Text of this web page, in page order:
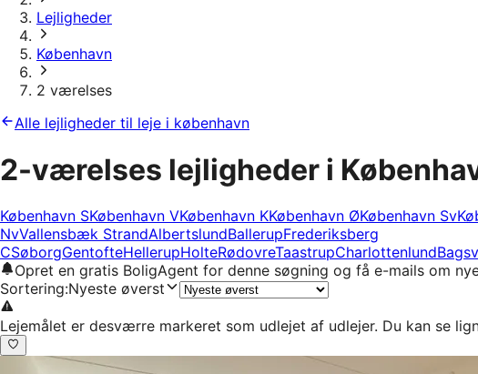
Lejligheder
København
2 værelses
Alle lejligheder til leje i københavn
2-værelses lejligheder i
København SKøbenhavn VKøbenhavn KKøbenhavn ØKøbenhavn Sv
NvVallensbæk StrandAlbertslundBallerupFrederiksberg
CSøborgGentofteHellerupHolteRødovreTaastrupCharlottenlund
Opret en gratis BoligAgent for denne søgning og få e-mails om
Sortering:Nyeste øverst
Lejemålet er desværre markeret som udlejet af udlejer. Du kan se